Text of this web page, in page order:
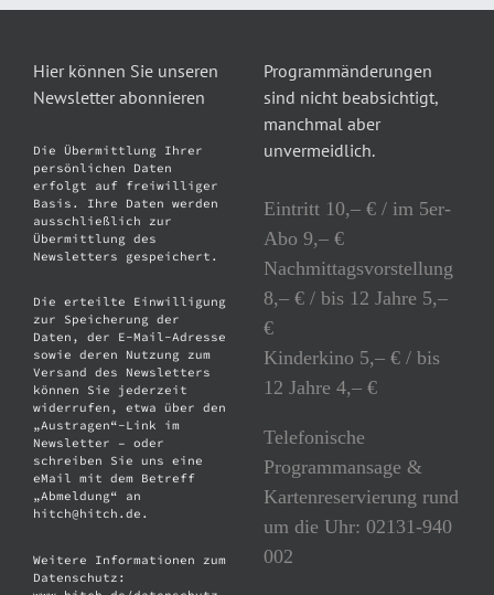
Hier können Sie unseren
Newsletter abonnieren
Die Übermittlung Ihrer
persönlichen Daten
erfolgt auf freiwilliger
Basis. Ihre Daten werden
ausschließlich zur
Übermittlung des
Newsletters gespeichert.
Die erteilte Einwilligung
zur Speicherung der
Daten, der E-Mail-Adresse
sowie deren Nutzung zum
Versand des Newsletters
können Sie jederzeit
widerrufen, etwa über den
„Austragen“-Link im
Newsletter – oder
schreiben Sie uns eine
eMail mit dem Betreff
„Abmeldung“ an
hitch@hitch.de.
Weitere Informationen zum
Datenschutz:
Programmänderungen
sind nicht beabsichtigt,
manchmal aber
unvermeidlich.
Eintritt 10,– € / im 5er-
Abo 9,– €
Nachmittagsvorstellung
8,– € / bis 12 Jahre 5,–
€
Kinderkino 5,– € / bis
12 Jahre 4,– €
Telefonische
Programmansage &
Kartenreservierung rund
um die Uhr: 02131-940
002